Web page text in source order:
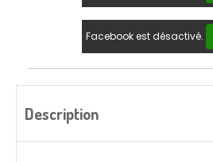
Facebook est désactivé.
Description